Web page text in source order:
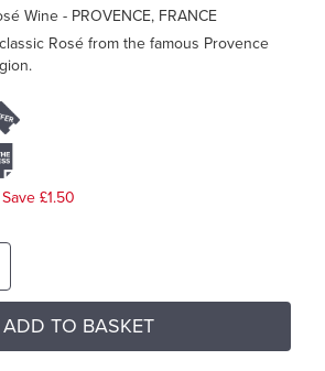
Wine- PROVENCE, FRANCE
Rosé from the famous Provence
Save £1.50
ADD TO BASKET